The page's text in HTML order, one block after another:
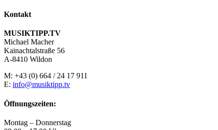
Kontakt
MUSIKTIPP.TV
Michael Macher
Kainachtalstraße 56
A-8410 Wildon
M: +43 (0) 664 / 24 17 911
E: info@musiktipp.tv
Öffnungszeiten:
Montag – Donnerstag